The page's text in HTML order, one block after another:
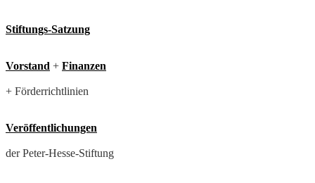
Stiftungs-Satzung
Vorstand + Finanzen
+ Förderrichtlinien
Veröffentlichungen
der Peter-Hesse-Stiftung